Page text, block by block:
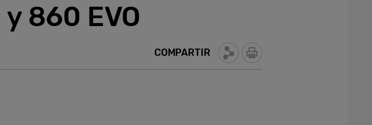
860 EVO
COMPARTIR